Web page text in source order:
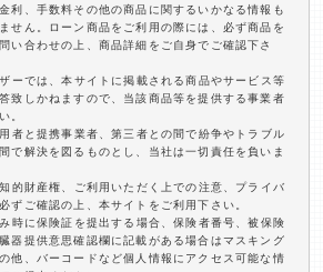
利、手数料その他の商品に関するいかなる情報も
せん。ローン商品をご利用の際には、必ず商品を
い合わせの上、商品詳細をご自身でご確認下さ
ーでは、本サイトに掲載される商品やサービス等
致しかねますので、当該商品等を提供する事業者
。
者と提携事業者、第三者との間で紛争やトラブル
で解決を図るものとし、当社は一切責任を負いま
的財産権、ご利用いただく上での注意、プライバ
ずご確認の上、本サイトをご利用下さい。
時に保険証を提出する場合、保険者番号、被保険
器提供意思確認欄に記載がある場合はマスキング
他、バーコードなど個人情報にアクセス可能な情